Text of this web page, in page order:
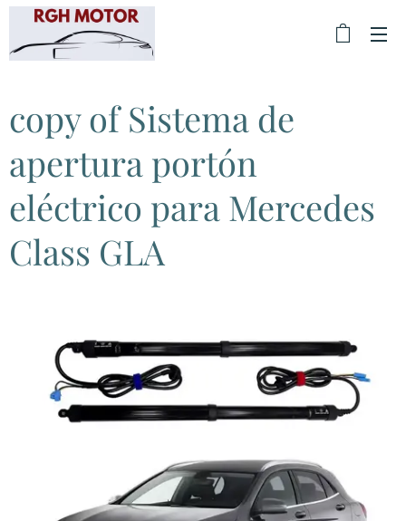
copy of Sistema de
apertura portón
eléctrico para Mercedes
Class GLA